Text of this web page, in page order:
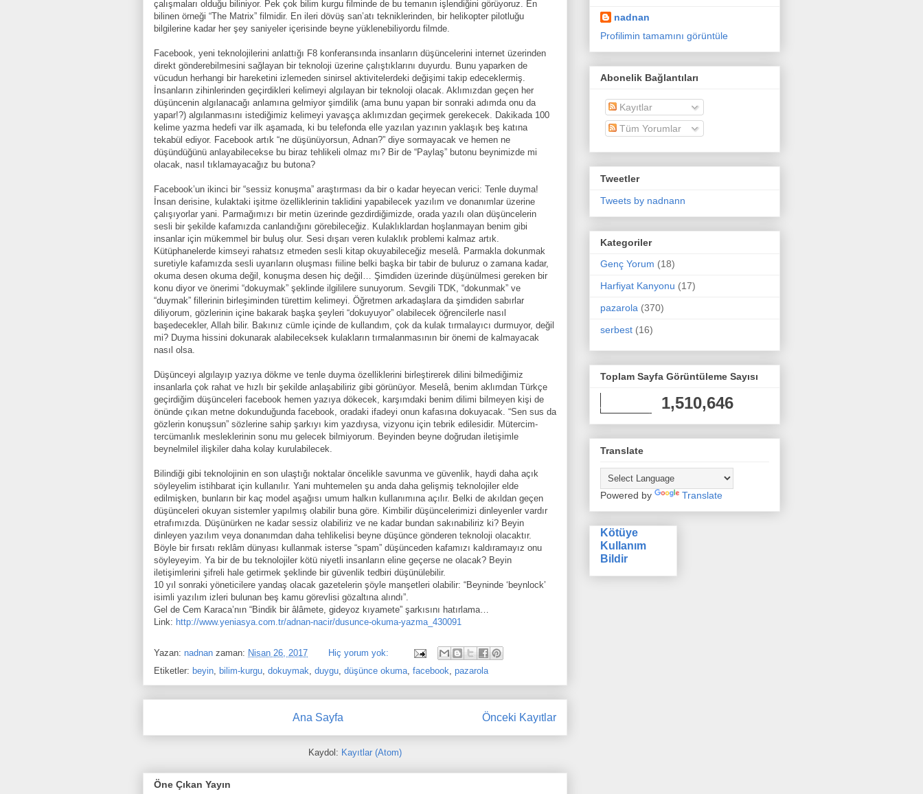
çalışmaları olduğu biliniyor. Pek çok bilim kurgu filminde de bu temanın işlendiğini görüyoruz. En
bilinen örneği “The Matrix” filmidir. En ileri dövüş san’atı tekniklerinden, bir helikopter pilotluğu
bilgilerine kadar her şey saniyeler içerisinde beyne yüklenebiliyordu filmde.
Facebook, yeni teknolojilerini anlattığı F8 konferansında insanların düşüncelerini internet üzerinden
direkt gönderebilmesini sağlayan bir teknoloji üzerine çalıştıklarını duyurdu. Bunu yaparken de
vücudun herhangi bir hareketini izlemeden sinirsel aktivitelerdeki değişimi takip edeceklermiş.
İnsanların zihinlerinden geçirdikleri kelimeyi algılayan bir teknoloji olacak. Aklımızdan geçen her
düşüncenin algılanacağı anlamına gelmiyor şimdilik (ama bunu yapan bir sonraki adımda onu da
yapar!?) algılanmasını istediğimiz kelimeyi yavaşça aklımızdan geçirmek gerekecek. Dakikada 100
kelime yazma hedefi var ilk aşamada, ki bu telefonda elle yazılan yazının yaklaşık beş katına
tekabül ediyor. Facebook artık “ne düşünüyorsun, Adnan?” diye sormayacak ve hemen ne
düşündüğünü anlayabilecekse bu biraz tehlikeli olmaz mı? Bir de “Paylaş” butonu beynimizde mi
olacak, nasıl tıklamayacağız bu butona?
Facebook’un ikinci bir “sessiz konuşma” araştırması da bir o kadar heyecan verici: Tenle duyma!
İnsan derisine, kulaktaki işitme özelliklerinin taklidini yapabilecek yazılım ve donanımlar üzerine
çalışıyorlar yani. Parmağımızı bir metin üzerinde gezdirdiğimizde, orada yazılı olan düşüncelerin
sesli bir şekilde kafamızda canlandığını görebileceğiz. Kulaklıklardan hoşlanmayan benim gibi
insanlar için mükemmel bir buluş olur. Sesi dışarı veren kulaklık problemi kalmaz artık.
Kütüphanelerde kimseyi rahatsız etmeden sesli kitap okuyabileceğiz meselâ. Parmakla dokunmak
suretiyle kafamızda sesli uyarıların oluşması fiiline belki başka bir tabir de buluruz o zamana kadar,
okuma desen okuma değil, konuşma desen hiç değil… Şimdiden üzerinde düşünülmesi gereken bir
konu diyor ve önerimi “dokuymak” şeklinde ilgililere sunuyorum. Sevgili TDK, “dokunmak” ve
“duymak” fillerinin birleşiminden türettim kelimeyi. Öğretmen arkadaşlara da şimdiden sabırlar
diliyorum, gözlerinin içine bakarak başka şeyleri “dokuyuyor” olabilecek öğrencilerle nasıl
başedecekler, Allah bilir. Bakınız cümle içinde de kullandım, çok da kulak tırmalayıcı durmuyor, değil
mi? Duyma hissini dokunarak alabileceksek kulakların tırmalanmasının bir önemi de kalmayacak
nasıl olsa.
Düşünceyi algılayıp yazıya dökme ve tenle duyma özelliklerini birleştirerek dilini bilmediğimiz
insanlarla çok rahat ve hızlı bir şekilde anlaşabiliriz gibi görünüyor. Meselâ, benim aklımdan Türkçe
geçirdiğim düşünceleri facebook hemen yazıya dökecek, karşımdaki benim dilimi bilmeyen kişi de
önünde çıkan metne dokunduğunda facebook, oradaki ifadeyi onun kafasına dokuyacak. “Sen sus da
gözlerin konuşsun” sözlerine sahip şarkıyı kim yazdıysa, vizyonu için tebrik edilesidir. Mütercim-
tercümanlık mesleklerinin sonu mu gelecek bilmiyorum. Beyinden beyne doğrudan iletişimle
beynelmilel ilişkiler daha kolay kurulabilecek.
Bilindiği gibi teknolojinin en son ulaştığı noktalar öncelikle savunma ve güvenlik, haydi daha açık
söyleyelim istihbarat için kullanılır. Yani muhtemelen şu anda daha gelişmiş teknolojiler elde
edilmişken, bunların bir kaç model aşağısı umum halkın kullanımına açılır. Belki de akıldan geçen
düşünceleri okuyan sistemler yapılmış olabilir buna göre. Kimbilir düşüncelerimizi dinleyenler vardır
etrafımızda. Düşünürken ne kadar sessiz olabiliriz ve ne kadar bundan sakınabiliriz ki? Beyin
dinleyen yazılım veya donanımdan daha tehlikelisi beyne düşünce gönderen teknoloji olacaktır.
Böyle bir fırsatı reklâm dünyası kullanmak isterse “spam” düşünceden kafamızı kaldıramayız onu
söyleyeyim. Ya bir de bu teknolojiler kötü niyetli insanların eline geçerse ne olacak? Beyin
iletişimlerini şifreli hale getirmek şeklinde bir güvenlik tedbiri düşünülebilir.
10 yıl sonraki yöneticilere yandaş olacak gazetelerin şöyle manşetleri olabilir: “Beyninde ‘beynlock’
isimli yazılım izleri bulunan beş kamu görevlisi gözaltına alındı”.
Gel de Cem Karaca’nın “Bindik bir âlâmete, gideyoz kıyamete” şarkısını hatırlama…
Link: http://www.yeniasya.com.tr/adnan-nacir/dusunce-okuma-yazma_430091
Yazan: nadnan zaman: Nisan 26, 2017
Hiç yorum yok:
Etiketler: beyin, bilim-kurgu, dokuymak, duygu, düşünce okuma, facebook, pazarola
Önceki Kayıtlar
Ana Sayfa
Kaydol: Kayıtlar (Atom)
Öne Çıkan Yayın
nadnan
Profilimin tamamını görüntüle
Abonelik Bağlantıları
Kayıtlar
Tüm Yorumlar
Tweetler
Tweets by nadnann
Kategoriler
Genç Yorum (18)
Harfiyat Kanyonu (17)
pazarola (370)
serbest (16)
Toplam Sayfa Görüntüleme Sayısı
1,510,646
Translate
Powered by Translate
Kötüye
Kullanım
Bildir